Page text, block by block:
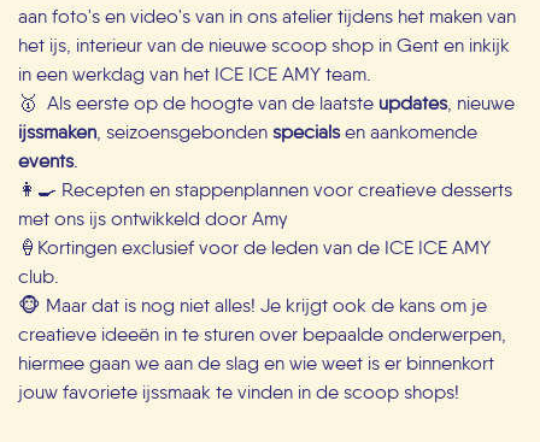
aan foto's en video's van in ons atelier tijdens het maken van
het ijs, interieur van de nieuwe scoop shop in Gent en inkijk
in een werkdag van het ICE ICE AMY team.
🥇 Als eerste op de hoogte van de laatste updates, nieuwe
ijssmaken, seizoensgebonden s​pecialsen aankomende
events.
👩‍🍳 Recepten en stappenplannen voor creatieve desserts
met ons ijs ontwikkeld door Amy
🍦Kortingen exclusief voor de leden van de ICE ICE AMY
club.
🐵 Maar dat is nog niet alles! Je krijgt ook de kans om je
creatieve ideeën in te sturen over bepaalde onderwerpen,
hiermee gaan we aan de slag en wie weet is er binnenkort
jouw favoriete ijssmaak te vinden in de scoop shops!